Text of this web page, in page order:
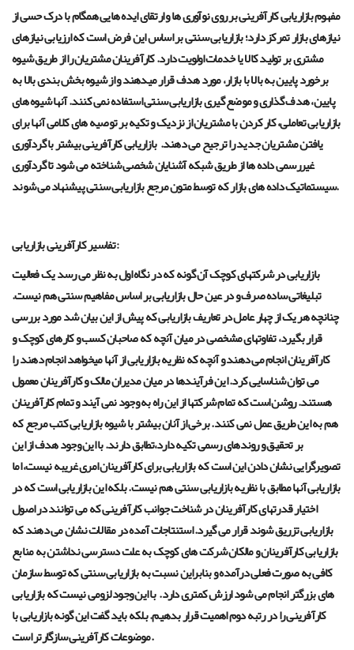
مفهوم بازاریابی کارآفرینی بر روی نوآوری ها و ارتقای ایده هایی همگام با درک حسی از
نیازهای بازار تمرکز دارد؛ بازاریابی سنتی بر اساس این فرض است که ارزیابی نیازهای
مشتری بر تولید کالا یا خدمات اولویت دارد. کارآفرینان مشتریان را از طریق شیوه
برخورد پایین به بالا با بازار، مورد هدف قرار میدهند و از شیوه بخش بندی بالا به
پایین، هدف گذاری و موضع گیری بازاریابی سنتی استفاده نمی کنند. آنها شیوه های
بازاریابی تعاملی، کار کردن با مشتریان از نزدیک و تکیه بر توصیه های کلامی آنها برای
یافتن مشتریان جدید را ترجیح می دهند.بازاریابی کارآفرینی بیشتر با گردآوری
غیررسمی داده ها از طریق شبکه آشنایان شخصی شناخته می شود تا گردآوری
سیستماتیک داده های بازار که توسط متون مرجع بازاریابی سنتی پیشنهاد می شوند.
تفاسیر کارآفرینی بازاریابی:
بازاریابی در شرکتهای کوچک آن گونه که در نگاه اول به نظر می رسد یک فعالیت
تبلیغاتی ساده صرف و در عین حال بازاریابی بر اساس مفاهیم سنتی هم نیست.
چنانچه هر یک از چهار عامل در تعاریف بازاریابی که پیش از این بیان شد مورد بررسی
قرار بگیرد، تفاوتهای مشخصی در میان آنچه که صاحبان کسب و کارهای کوچک و
کارآفرینان انجام می دهند و آنچه که نظریه بازاریابی از آنها میخواهد انجام دهند را
می توان شناسایی کرد.این فرآیندها در میان مدیران مالک و کارآفرینان معمول
هستند. روشن است که تمام شرکتها از این راه به وجود نمی آیند و تمام کارآفرینان
هم به این طریق عمل نمی کنند. برخی از آنان بیشتر با شیوه بازاریابی کتب مرجع که
بر تحقیق و روندهای رسمی تکیه دارد،تطابق دارند. با این وجود هدف از این
تصویرگرایی نشان دادن این است که بازاریابی برای کارآفرینان امری غریبه نیست، اما
بازاریابی آنها مطابق با نظریه بازاریابی سنتی هم نیست. بلکه این بازاریابی است که در
اختیار قدرتهای کارآفرینان در شناخت جوانب کارآفرینی که می توانند در اصول
بازاریابی تزریق شوند قرار می گیرد. استنتاجات آمده در مقالات نشان می دهند که
بازاریابی کارآفرینان و مالکان شرکت های کوچک به علت دسترسی نداشتن به منابع
کافی به صورت فعلی درآمده و بنابراین نسبت به بازاریابی سنتی که توسط سازمان
های بزرگتر انجام می شود ارزش کمتری دارد.با این وجود لزومی نیست که بازاریابی
کارآفرینی را در رتبه دوم اهمیت قرار بدهیم. بلکه باید گفت این گونه بازاریابی با
موضوعات کارآفرینی سازگارتر است.